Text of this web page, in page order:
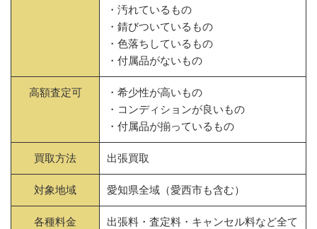
・汚れているもの
・錆びついているもの
・色落ちしているもの
・付属品がないもの
高額査定可
・希少性が高いもの
・コンディションが良いもの
・付属品が揃っているもの
買取方法 出張買取
対象地域 愛知県全域（愛西市も含む）
各種料金
出張料・査定料・キャンセル料など全て